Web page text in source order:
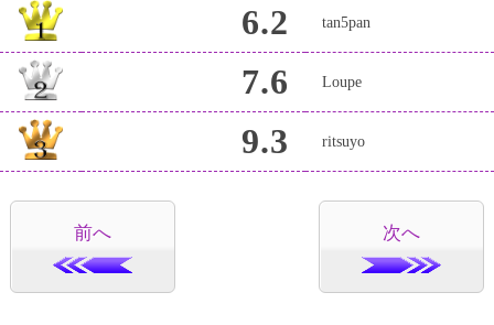
6.2 tan5pan
7.6 Loupe
9.3 ritsuyo
前へ 次へ